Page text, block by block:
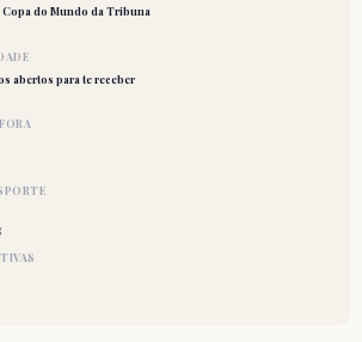
do Mundo da Tribuna
abertos para te receber